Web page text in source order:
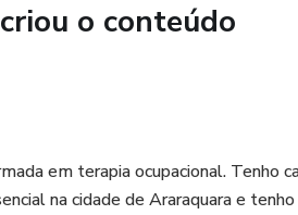
o conteúdo
em terapia ocupacional. Tenho
na cidade de Araraquara e